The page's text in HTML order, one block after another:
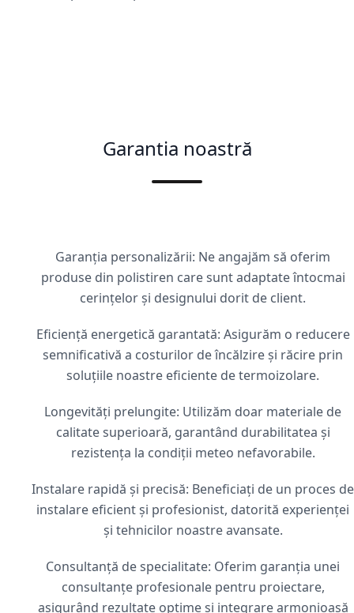
Garantia noastră
Garanția personalizării: Ne angajăm să oferim
produse din polistiren care sunt adaptate întocmai
cerințelor și designului dorit de client.
Eficiență energetică garantată: Asigurăm o reducere
semnificativă a costurilor de încălzire și răcire prin
soluțiile noastre eficiente de termoizolare.
Longevități prelungite: Utilizăm doar materiale de
calitate superioară, garantând durabilitatea și
rezistența la condiții meteo nefavorabile.
Instalare rapidă și precisă: Beneficiați de un proces de
instalare eficient și profesionist, datorită experienței
și tehnicilor noastre avansate.
Consultanță de specialitate: Oferim garanția unei
consultanțe profesionale pentru proiectare,
asigurând rezultate optime și integrare armonioasă